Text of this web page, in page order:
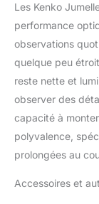
Les Kenko
performance
observations
quelque peu
reste nette et
observer des
capacité à
polyvalence,
prolongées au
Accessoires et